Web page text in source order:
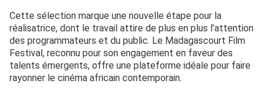
Cette sélection marque une nouvelle étape pour la
réalisatrice, dont le travail attire de plus en plus l’attention
des programmateurs et du public. Le Madagascourt Film
Festival, reconnu pour son engagement en faveur des
talents émergents, offre une plateforme idéale pour faire
rayonner le cinéma africain contemporain.